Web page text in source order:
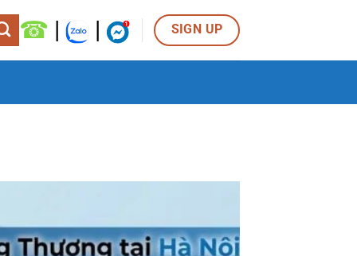
☎ | | SIGN UP